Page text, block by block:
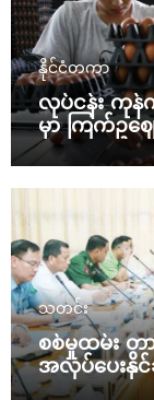
နိုင်ငံတကာ
လုပ်ငန်း ကုန်
မှာ ကြက်ဥဈ
သတင်း
စစ်မှုထမ်း တ
အလုပ်ပေးနိုင်